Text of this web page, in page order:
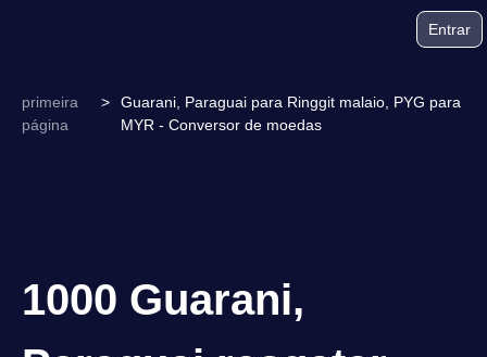
Entrar
primeira
página
>
Guarani, Paraguai para Ringgit malaio, PYG para
MYR - Conversor de moedas
1000 Guarani,